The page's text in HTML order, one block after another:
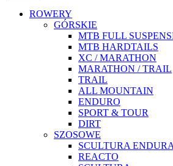
ROWERY
GÓRSKIE
MTB FULL
MTB HARDTAILS
XC / MARATHON
MARATHON / TRAIL
TRAIL
ALL MOUNTAIN
ENDURO
SPORT & TOUR
DIRT
SZOSOWE
SCULTURA
REACTO